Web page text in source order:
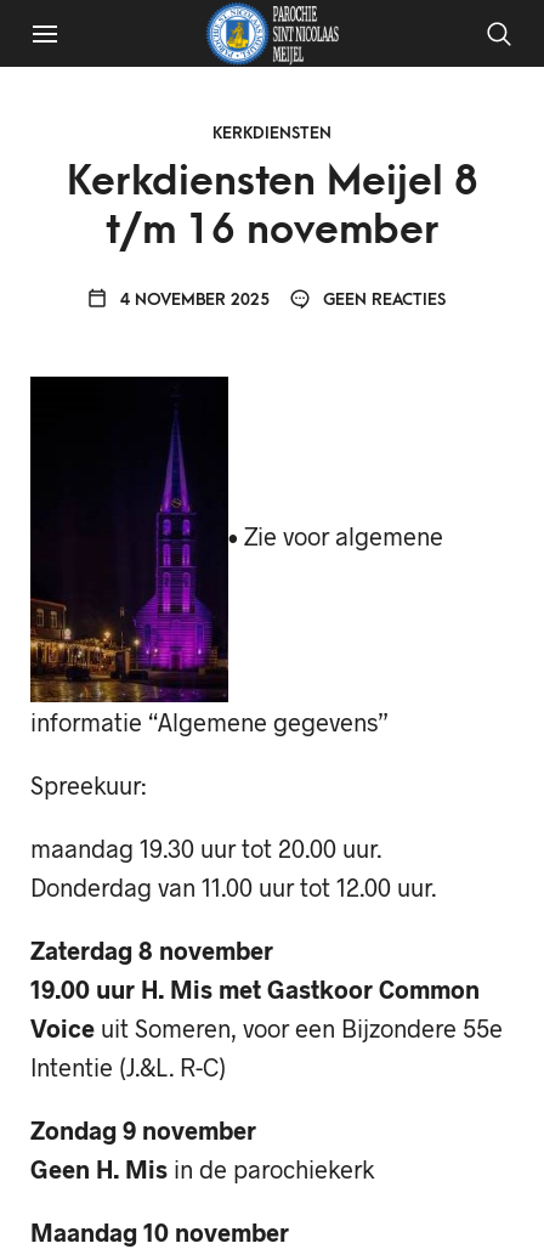
KERKDIENSTEN
Kerkdiensten Meijel 8
t/m 16 november
4 NOVEMBER 2025 GEEN REACTIES
• Zie voor algemene
informatie “Algemene gegevens”
Spreekuur:
maandag 19.30 uur tot 20.00 uur.
Donderdag van 11.00 uur tot 12.00 uur.
Zaterdag 8 november
19.00 uur H. Mis met Gastkoor Common
Voice uit Someren, voor een Bijzondere 55e
Intentie (J.&L. R-C)
Zondag 9 november
Geen H. Mis in de parochiekerk
Maandag 10 november